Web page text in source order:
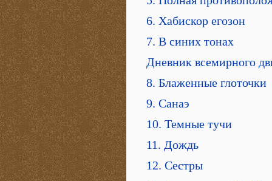
6. Хабискор егозон
7. В синих тонах
Дневник всемирного
8. Блаженные глоточки
9. Санаэ
10. Темные тучи
11. Дождь
12. Сестры